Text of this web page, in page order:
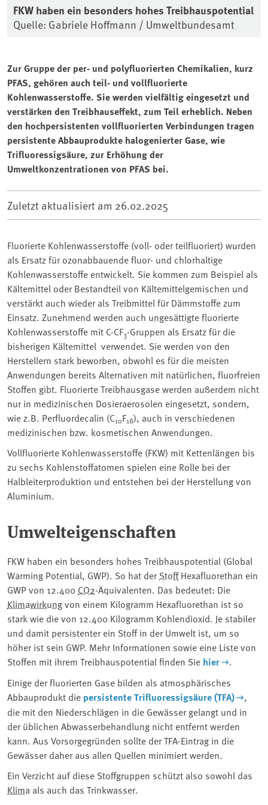
FKW haben ein besonders hohes Treibhauspotential
Quelle: Gabriele Hoffmann / Umweltbundesamt
Zur Gruppe der per- und polyfluorierten Chemikalien, kurz
PFAS, gehören auch teil- und vollfluorierte
Kohlenwasserstoffe. Sie werden vielfältig eingesetzt und
verstärken den Treibhauseffekt, zum Teil erheblich. Neben
den hochpersistenten vollfluorierten Verbindungen tragen
persistente Abbauprodukte halogenierter Gase, wie
Trifluoressigsäure, zur Erhöhung der
Umweltkonzentrationen von PFAS bei.
Zuletzt aktualisiert am 26.02.2025
Fluorierte Kohlenwasserstoffe (voll- oder teilfluoriert) wurden
als Ersatz für ozonabbauende fluor- und chlorhaltige
Kohlenwasserstoffe entwickelt. Sie kommen zum Beispiel als
Kältemittel oder Bestandteil von Kältemittelgemischen und
verstärkt auch wieder als Treibmittel für Dämmstoffe zum
Einsatz. Zunehmend werden auch ungesättigte fluorierte
Kohlenwasserstoffe mit C-CF3-Gruppen als Ersatz für die
bisherigen Kältemittel verwendet. Sie werden von den
Herstellern stark beworben, obwohl es für die meisten
Anwendungen bereits Alternativen mit natürlichen, fluorfreien
Stoffen gibt. Fluorierte Treibhausgase werden außerdem nicht
nur in medizinischen Dosieraerosolen eingesetzt, sondern,
wie z.B. Perfluordecalin (C10F18), auch in verschiedenen
medizinischen bzw. kosmetischen Anwendungen.
Vollfluorierte Kohlenwasserstoffe (FKW) mit Kettenlängen bis
zu sechs Kohlenstoffatomen spielen eine Rolle bei der
Halbleiterproduktion und entstehen bei der Herstellung von
Aluminium.
Umwelteigenschaften
FKW haben ein besonders hohes Treibhauspotential (Global
Warming Potential, GWP). So hat derStoffHexafluorethan ein
GWP von 12.400 CO2-Äquivalenten. Das bedeutet: Die
Klimawirkungvon einem Kilogramm Hexafluorethan ist so
stark wie die von 12.400 Kilogramm Kohlendioxid. Je stabiler
und damit persistenter ein Stoff in der Umwelt ist, um so
höher ist sein GWP. Mehr Informationen sowie eine Liste von
Stoffen mit ihrem Treibhauspotential finden Sie hier
.
Einige der fluorierten Gase bilden als atmosphärisches
Abbauprodukt die persistente Trifluoressigsäure (TFA)
,
die mit den Niederschlägen in die Gewässer gelangt und in
der üblichen Abwasserbehandlung nicht entfernt werden
kann. Aus Vorsorgegründen sollte der TFA-Eintrag in die
Gewässer daher aus allen Quellen minimiert werden.
Ein Verzicht auf diese Stoffgruppen schützt also sowohl das
Klima als auch das Trinkwasser.